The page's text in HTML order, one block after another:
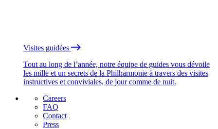
Visites guidées
Tout au long de l’année, notre équipe de guides vous dévoile
les mille et un secrets de la Philharmonie à travers des visites
instructives et conviviales, de jour comme de nuit.
Careers
FAQ
Contact
Press